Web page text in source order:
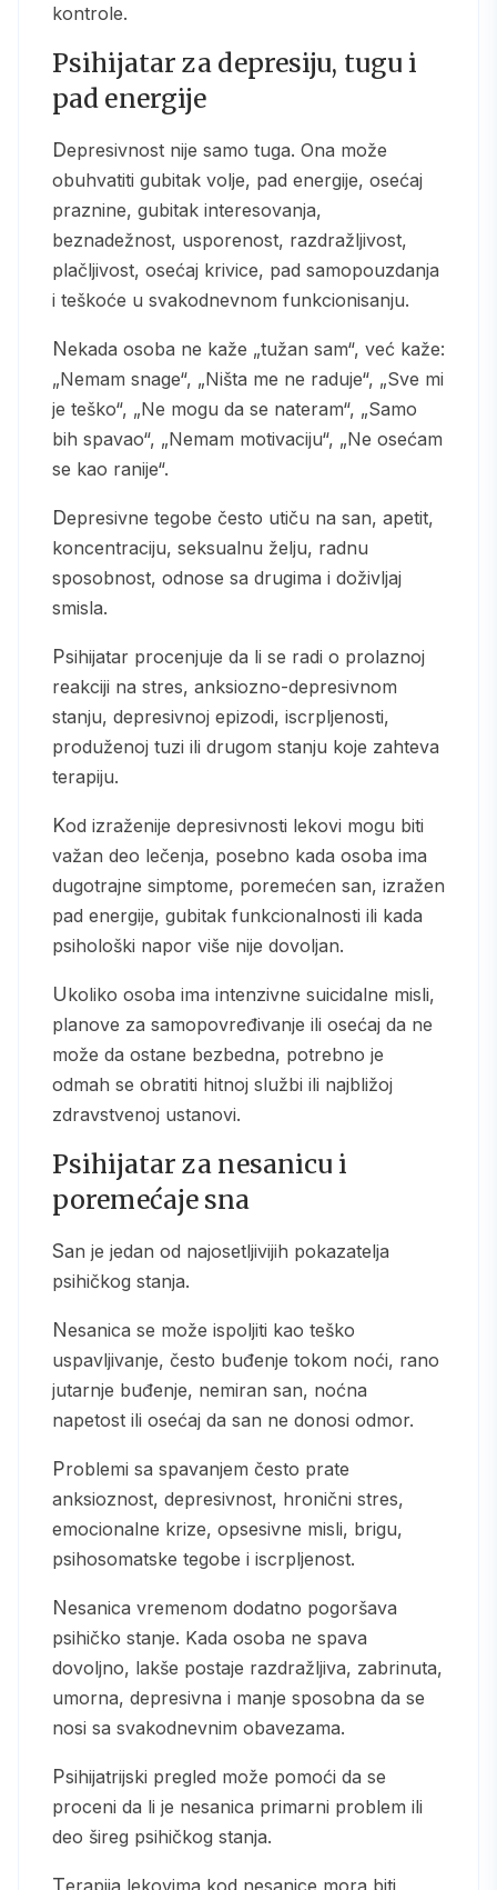
kontrole.
Psihijatar za depresiju, tugu i
pad energije
Depresivnost nije samo tuga. Ona može
obuhvatiti gubitak volje, pad energije, osećaj
praznine, gubitak interesovanja,
beznadežnost, usporenost, razdražljivost,
plačljivost, osećaj krivice, pad samopouzdanja
i teškoće u svakodnevnom funkcionisanju.
Nekada osoba ne kaže „tužan sam“, već kaže:
„Nemam snage“, „Ništa me ne raduje“, „Sve mi
je teško“, „Ne mogu da se nateram“, „Samo
bih spavao“, „Nemam motivaciju“, „Ne osećam
se kao ranije“.
Depresivne tegobe često utiču na san, apetit,
koncentraciju, seksualnu želju, radnu
sposobnost, odnose sa drugima i doživljaj
smisla.
Psihijatar procenjuje da li se radi o prolaznoj
reakciji na stres, anksiozno-depresivnom
stanju, depresivnoj epizodi, iscrpljenosti,
produženoj tuzi ili drugom stanju koje zahteva
terapiju.
Kod izraženije depresivnosti lekovi mogu biti
važan deo lečenja, posebno kada osoba ima
dugotrajne simptome, poremećen san, izražen
pad energije, gubitak funkcionalnosti ili kada
psihološki napor više nije dovoljan.
Ukoliko osoba ima intenzivne suicidalne misli,
planove za samopovređivanje ili osećaj da ne
može da ostane bezbedna, potrebno je
odmah se obratiti hitnoj službi ili najbližoj
zdravstvenoj ustanovi.
Psihijatar za nesanicu i
poremećaje sna
San je jedan od najosetljivijih pokazatelja
psihičkog stanja.
Nesanica se može ispoljiti kao teško
uspavljivanje, često buđenje tokom noći, rano
jutarnje buđenje, nemiran san, noćna
napetost ili osećaj da san ne donosi odmor.
Problemi sa spavanjem često prate
anksioznost, depresivnost, hronični stres,
emocionalne krize, opsesivne misli, brigu,
psihosomatske tegobe i iscrpljenost.
Nesanica vremenom dodatno pogoršava
psihičko stanje. Kada osoba ne spava
dovoljno, lakše postaje razdražljiva, zabrinuta,
umorna, depresivna i manje sposobna da se
nosi sa svakodnevnim obavezama.
Psihijatrijski pregled može pomoći da se
proceni da li je nesanica primarni problem ili
deo šireg psihičkog stanja.
Terapija lekovima kod nesanice mora biti